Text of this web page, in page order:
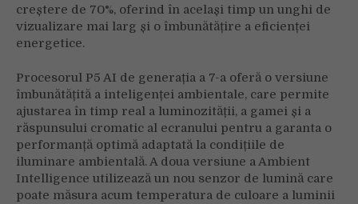
creștere de 70%, oferind în același timp un unghi de
vizualizare mai larg și o îmbunătățire a eficienței
energetice.
Procesorul P5 AI de generația a 7-a oferă o versiune
îmbunătățită a inteligenței ambientale, care permite
ajustarea în timp real a luminozității, a gamei și a
răspunsului cromatic al ecranului pentru a garanta o
performanță optimă adaptată la condițiile de
iluminare ambientală. A doua versiune a Ambient
Intelligence utilizează un nou senzor de lumină care
poate măsura acum temperatura de culoare a luminii